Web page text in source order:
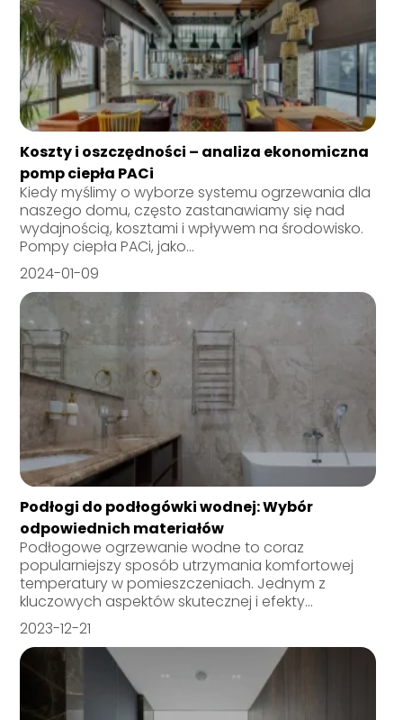
Koszty i oszczędności – analiza ekonomiczna
pomp ciepła PACi
Kiedy myślimy o wyborze systemu ogrzewania dla
naszego domu, często zastanawiamy się nad
wydajnością, kosztami i wpływem na środowisko.
Pompy ciepła PACi, jako...
2024-01-09
Podłogi do podłogówki wodnej: Wybór
odpowiednich materiałów
Podłogowe ogrzewanie wodne to coraz
popularniejszy sposób utrzymania komfortowej
temperatury w pomieszczeniach. Jednym z
kluczowych aspektów skutecznej i efekty...
2023-12-21